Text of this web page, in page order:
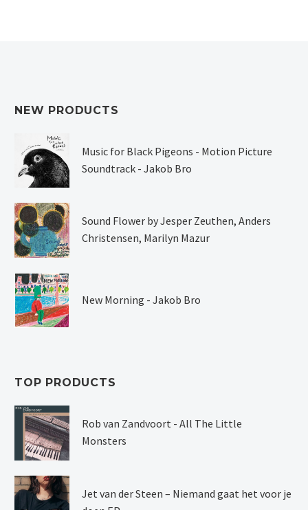
NEW PRODUCTS
Music for Black Pigeons - Motion Picture
Soundtrack - Jakob Bro
Sound Flower by Jesper Zeuthen, Anders
Christensen, Marilyn Mazur
New Morning - Jakob Bro
TOP PRODUCTS
Rob van Zandvoort - All The Little
Monsters
Jet van der Steen – Niemand gaat het voor je